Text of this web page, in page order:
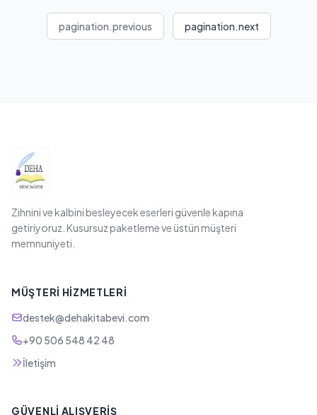
pagination.previous pagination.next
Zihnini ve kalbini besleyecek eserleri güvenle kapına
getiriyoruz. Kusursuz paketleme ve üstün müşteri
memnuniyeti.
MÜŞTERI HIZMETLERI
destek@dehakitabevi.com
+90 506 548 42 48
İletişim
GÜVENLI ALIŞVERIŞ